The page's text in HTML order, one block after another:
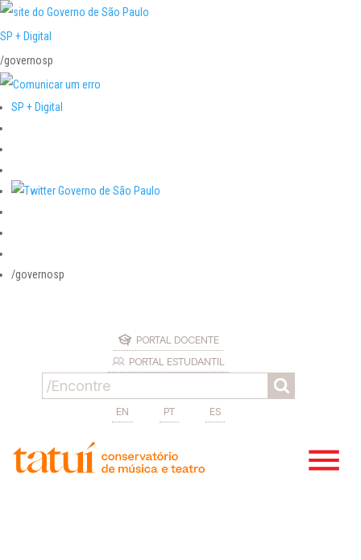
SP + Digital
/governosp
SP + Digital
/governosp
PORTAL DOCENTE
PORTAL ESTUDANTIL
EN PT ES